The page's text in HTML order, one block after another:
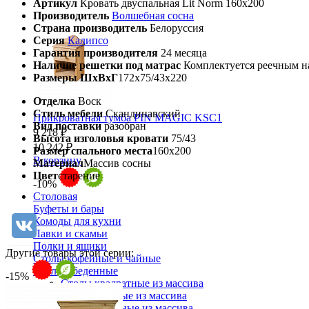
Прикроватная тумба PIN MAGIC KSC1
9 218 ₽
10 242 ₽
В корзину
-10%
Столовая
Буфеты и бары
Комоды для кухни
Лавки и скамьи
Полки и ящики
Столы кофейные и чайные
Столы обеденные
Столы квадратные из массива
Столы круглые из массива
Артикул Кровать двуспальная Lit Norm 160х200
Производитель Волшебная сосна
Страна производитель Белоруссия
Серия Калипсо
Гарантия производителя 24 месяца
Наличие решетки под матрас Комплектуется реечным
Размеры ШхВхГ172х75/43х220
Отделка Воск
Стиль мебели Скандинавский
Вид поставки разобран
Высота изголовья кровати 75/43
Размер спального места160х200
МатериалМассив сосны
Цветстарение
Другие товары этой серии:
-15%